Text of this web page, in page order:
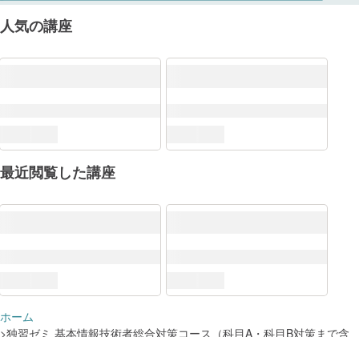
人気の講座
最近閲覧した講座
ホーム
独習ゼミ 基本情報技術者総合対策コース（科目A・科目B対策まで含